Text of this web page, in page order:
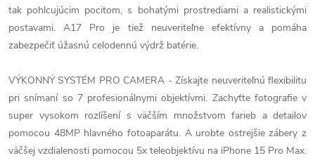
tak pohlcujúcim pocitom, s bohatými prostrediami a realistickými
postavami. A17 Pro je tiež neuveriteľne efektívny a pomáha
zabezpečiť úžasnú celodennú výdrž batérie.
VÝKONNÝ SYSTÉM PRO CAMERA - Získajte neuveriteľnú flexibilitu
pri snímaní so 7 profesionálnymi objektívmi. Zachyťte fotografie v
super vysokom rozlíšení s väčším množstvom farieb a detailov
pomocou 48MP hlavného fotoaparátu. A urobte ostrejšie zábery z
väčšej vzdialenosti pomocou 5x teleobjektívu na iPhone 15 Pro Max.